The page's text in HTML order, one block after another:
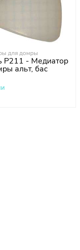
для домры
P211 - Медиатор
альт, бас